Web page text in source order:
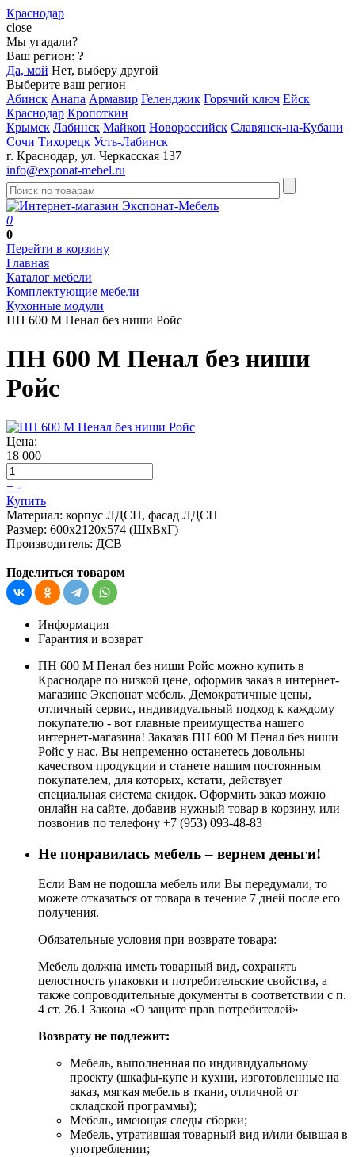
Краснодар
close
Мы угадали?
Ваш регион: ?
Да, мой Нет, выберу другой
Выберите ваш регион
Абинск Анапа Армавир Геленджик Горячий ключ Ейск
Краснодар Кропоткин
Крымск Лабинск Майкоп Новороссийск Славянск-на-Кубани
Сочи Тихорецк Усть-Лабинск
г. Краснодар, ул. Черкасская 137
info@exponat-mebel.ru
0
0
Перейти в корзину
Главная
Каталог мебели
Комплектующие мебели
Кухонные модули
ПН 600 М Пенал без ниши Ройс
ПН 600 М Пенал без ниши
Ройс
Цена:
18 000
+ -
Купить
Материал: корпус ЛДСП, фасад ЛДСП
Размер: 600х2120х574 (ШхВхГ)
Производитель: ДСВ
Поделиться товаром
Информация
Гарантия и возврат
ПН 600 М Пенал без ниши Ройс можно купить в
Краснодаре по низкой цене, оформив заказ в интернет-
магазине Экспонат мебель. Демократичные цены,
отличный сервис, индивидуальный подход к каждому
покупателю - вот главные преимущества нашего
интернет-магазина! Заказав ПН 600 М Пенал без ниши
Ройс у нас, Вы непременно останетесь довольны
качеством продукции и станете нашим постоянным
покупателем, для которых, кстати, действует
специальная система скидок. Оформить заказ можно
онлайн на сайте, добавив нужный товар в корзину, или
позвонив по телефону +7 (953) 093-48-83
Не понравилась мебель – вернем деньги!
Если Вам не подошла мебель или Вы передумали, то
можете отказаться от товара в течение 7 дней после его
получения.
Обязательные условия при возврате товара:
Мебель должна иметь товарный вид, сохранять
целостность упаковки и потребительские свойства, а
также сопроводительные документы в соответствии с п.
4 ст. 26.1 Закона «О защите прав потребителей»
Возврату не подлежит:
Мебель, выполненная по индивидуальному
проекту (шкафы-купе и кухни, изготовленные на
заказ, мягкая мебель в ткани, отличной от
складской программы);
Мебель, имеющая следы сборки;
Мебель, утратившая товарный вид и/или бывшая в
употреблении;